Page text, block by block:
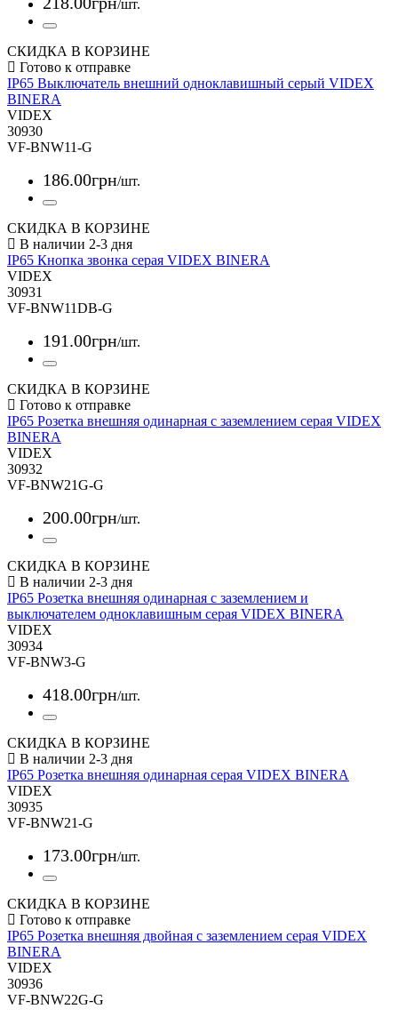
/шт.
СКИДКА В КОРЗИНЕ
IP65 Выключатель внешний одноклавишный серый VIDEX
BINERA
VIDEX
30930
VF-BNW11-G
186.00грн/шт.
СКИДКА В КОРЗИНЕ
IP65 Кнопка звонка серая VIDEX BINERA
VIDEX
30931
VF-BNW11DB-G
191.00грн/шт.
СКИДКА В КОРЗИНЕ
IP65 Розетка внешняя одинарная с заземлением серая VIDEX
BINERA
VIDEX
30932
VF-BNW21G-G
200.00грн/шт.
СКИДКА В КОРЗИНЕ
IP65 Розетка внешняя одинарная с заземлением и
выключателем одноклавишным серая VIDEX BINERA
VIDEX
30934
VF-BNW3-G
418.00грн/шт.
СКИДКА В КОРЗИНЕ
IP65 Розетка внешняя одинарная серая VIDEX BINERA
VIDEX
30935
VF-BNW21-G
173.00грн/шт.
СКИДКА В КОРЗИНЕ
IP65 Розетка внешняя двойная с заземлением серая VIDEX
BINERA
VIDEX
30936
VF-BNW22G-G